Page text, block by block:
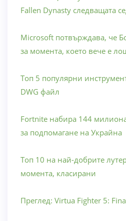
Fallen Dynasty следващата
Microsoft потвърждава, че
за момента, което вече е
Топ 5 популярни
DWG файл
Fortnite набира 144
за подпомагане на Украйна
Топ 10 на най-добрите
момента, класирани
Преглед: Virtua Fighter 5: